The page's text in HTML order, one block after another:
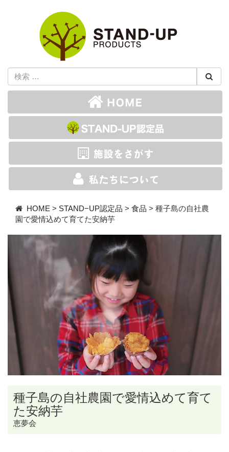
HOME > STAND−UP認定品 > 食品 > 種子島の自社農
園で愛情込めて育てた安納芋
種子島の自社農園で愛情込めて育て
た安納芋
恵夢会